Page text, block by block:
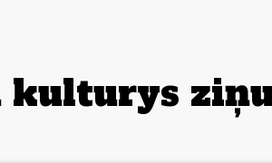
kulturys